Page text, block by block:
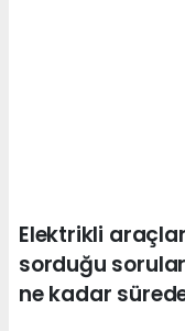
Elektrikli
sorduğu
ne kadar